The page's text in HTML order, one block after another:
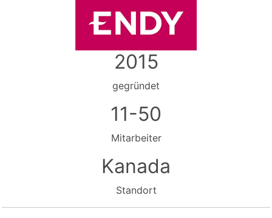
2015
gegründet
11-50
Mitarbeiter
Kanada
Standort